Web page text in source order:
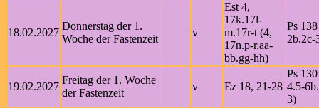
18.02.2027
Donnerstag der 1.
Woche der Fastenzeit
v
Est 4,
17k.17l-
m.17r-t (4,
17n.p-r.aa-
bb.gg-hh)
Ps
2b.2c-
19.02.2027
Freitag der 1. Woche
der Fastenzeit
v Ez 18, 21-28
Ps
4.5-
3)